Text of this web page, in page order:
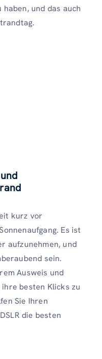
und das auch
kurz vor
Es ist
aufzunehmen, und
sein.
Ausweis und
besten Klicks zu
Sie Ihren
die besten